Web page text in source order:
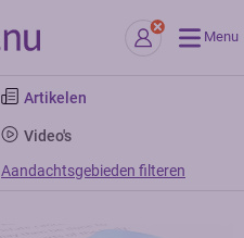
Menu
Artikelen
Video's
Aandachtsgebieden filteren